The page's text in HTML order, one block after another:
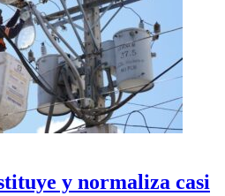
y normaliza casi